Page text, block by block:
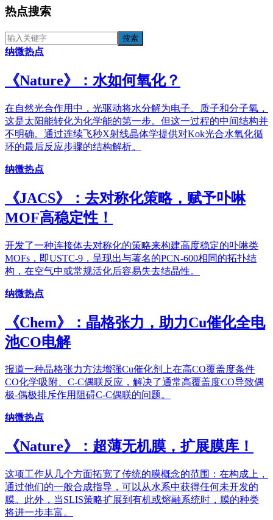
热点搜索
纳微热点
《​Nature》：水如何氧化？
在自然光合作用中，光驱动将水分解为电子、质子和分子氧，
这是太阳能转化为化学能的第一步。但这一过程的中间结构并
不明确。通过连续飞秒X射线晶体学提供对Kok光合水氧化循
环的最后反应步骤的结构解析。
纳微热点
《JACS》：去对称化策略，赋予卟啉
MOF高稳定性！
开发了一种连接体去对称化的策略来构建高度稳定的卟啉类
MOFs，即USTC-9，呈现出与著名的PCN-600相同的拓扑结
构，在空气中或常规活化后容易失去结晶性。
纳微热点
《Chem》：晶格张力，助力Cu催化全电
池CO电解
报道一种晶格张力方法增强Cu催化剂上在高CO覆盖度条件
CO化学吸附、C-C偶联反应，解决了通常高覆盖度CO导致偶
极-偶极排斥作用阻碍C-C偶联的问题。
纳微热点
《Nature》：超薄无机膜，扩展膜库！
这项工作从几个方面拓宽了传统的膜概念的范围：在构成上，
通过他们的一般合成指导，可以从水系中获得任何未开发的
膜。此外，当SLIS策略扩展到有机或熔融系统时，膜的种类
将进一步丰富。